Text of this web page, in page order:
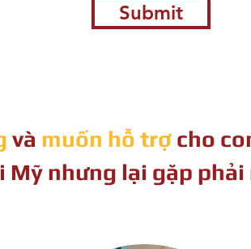
Submit
và muốn hỗ trợ cho
Mỹ nhưng lại gặp phải